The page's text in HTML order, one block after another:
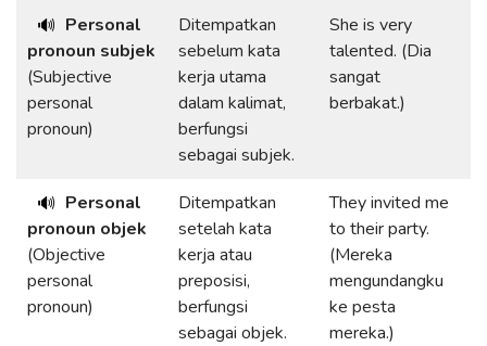
🔊 Personal
pronoun subjek
(Subjective
personal
pronoun)
Ditempatkan
sebelum kata
kerja utama
dalam kalimat,
berfungsi
sebagai subjek.
She is very
talented. (Dia
sangat
berbakat.)
🔊 Personal
pronoun objek
(Objective
personal
pronoun)
Ditempatkan
setelah kata
kerja atau
preposisi,
berfungsi
sebagai objek.
They invited me
to their party.
(Mereka
mengundangku
ke pesta
mereka.)